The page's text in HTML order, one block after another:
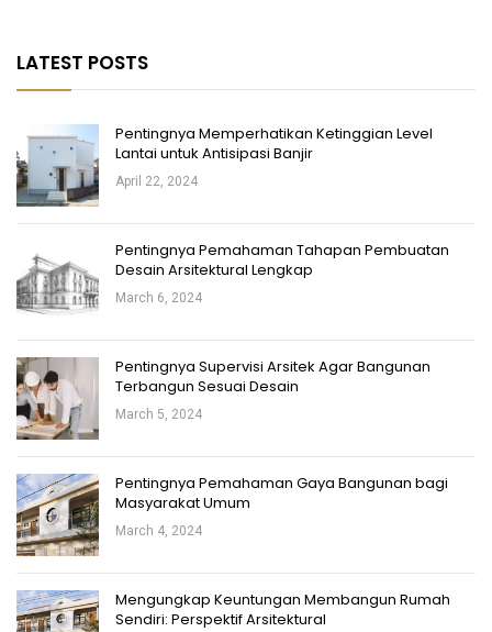
LATEST POSTS
Pentingnya Memperhatikan Ketinggian Level
Lantai untuk Antisipasi Banjir
April 22, 2024
Pentingnya Pemahaman Tahapan Pembuatan
Desain Arsitektural Lengkap
March 6, 2024
Pentingnya Supervisi Arsitek Agar Bangunan
Terbangun Sesuai Desain
March 5, 2024
Pentingnya Pemahaman Gaya Bangunan bagi
Masyarakat Umum
March 4, 2024
Mengungkap Keuntungan Membangun Rumah
Sendiri: Perspektif Arsitektural